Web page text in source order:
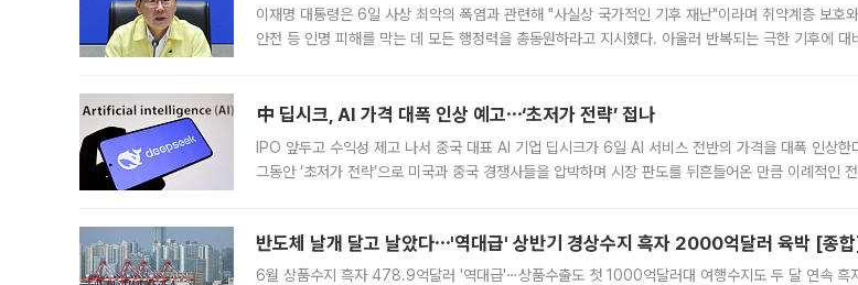
이재명 대통령은 6일 사상 최악의 폭염과 관련해 "사실상 국가적인 기후 재난"이라며 취약계층 보호
안전 등 인명 피해를 막는 데 모든 행정력을 총동원하라고 지시했다. 아울러 반복되는 극한 기후에 대
中 딥시크, AI 가격 대폭 인상 예고⋯‘초저가 전략’ 접나
IPO 앞두고 수익성 제고 나서 중국 대표 AI 기업 딥시크가 6일 AI 서비스 전반의 가격을 대폭 인상한
그동안 ‘초저가 전략’으로 미국과 중국 경쟁사들을 압박하며 시장 판도를 뒤흔들어온 만큼 이례적인
반도체 날개 달고 날았다⋯'역대급' 상반기 경상수지 흑자 2000억달러 육박 [종
6월 상품수지 흑자 478.9억달러 '역대급'⋯상품수출도 첫 1000억달러대 여행수지도 두 달 연속 흑